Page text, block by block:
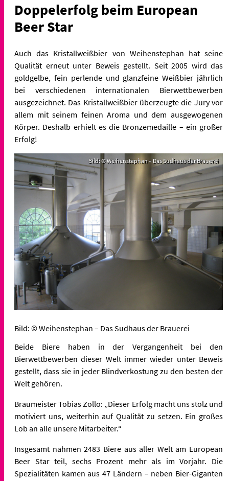
Doppelerfolg beim European
Beer Star
Auch das Kristallweißbier von Weihenstephan hat seine
Qualität erneut unter Beweis gestellt. Seit 2005 wird das
goldgelbe, fein perlende und glanzfeine Weißbier jährlich
bei verschiedenen internationalen Bierwettbewerben
ausgezeichnet. Das Kristallweißbier überzeugte die Jury vor
allem mit seinem feinen Aroma und dem ausgewogenen
Körper. Deshalb erhielt es die Bronzemedaille – ein großer
Erfolg!
Bild: © Weihenstephan – Das Sudhaus der Brauerei
Bild: © Weihenstephan – Das Sudhaus der Brauerei
Beide Biere haben in der Vergangenheit bei den
Bierwettbewerben dieser Welt immer wieder unter Beweis
gestellt, dass sie in jeder Blindverkostung zu den besten der
Welt gehören.
Braumeister Tobias Zollo: „Dieser Erfolg macht uns stolz und
motiviert uns, weiterhin auf Qualität zu setzen. Ein großes
Lob an alle unsere Mitarbeiter.“
Insgesamt nahmen 2483 Biere aus aller Welt am European
Beer Star teil, sechs Prozent mehr als im Vorjahr. Die
Spezialitäten kamen aus 47 Ländern – neben Bier-Giganten